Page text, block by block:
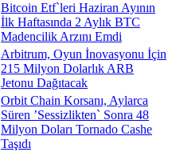
Bitcoin Etf`leri Haziran Ayının
İlk Haftasında 2 Aylık BTC
Madencilik Arzını Emdi
Arbitrum, Oyun İnovasyonu İçin
215 Milyon Dolarlık ARB
Jetonu Dağıtacak
Orbit Chain Korsanı, Aylarca
Süren ’Sessizlikten` Sonra 48
Milyon Doları Tornado Cashe
Taşıdı